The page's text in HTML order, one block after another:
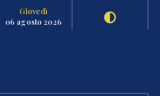
Giovedì
06 agosto 2026